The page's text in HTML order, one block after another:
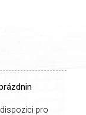
pro